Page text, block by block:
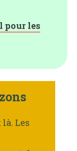
pour les
Les